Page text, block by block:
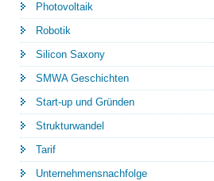
Photovoltaik
Robotik
Silicon Saxony
SMWA Geschichten
Start-up und Gründen
Strukturwandel
Tarif
Unternehmensnachfolge